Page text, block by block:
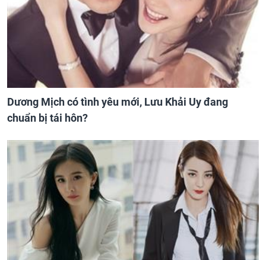
Dương Mịch có tình yêu mới, Lưu Khải Uy đang
chuẩn bị tái hôn?